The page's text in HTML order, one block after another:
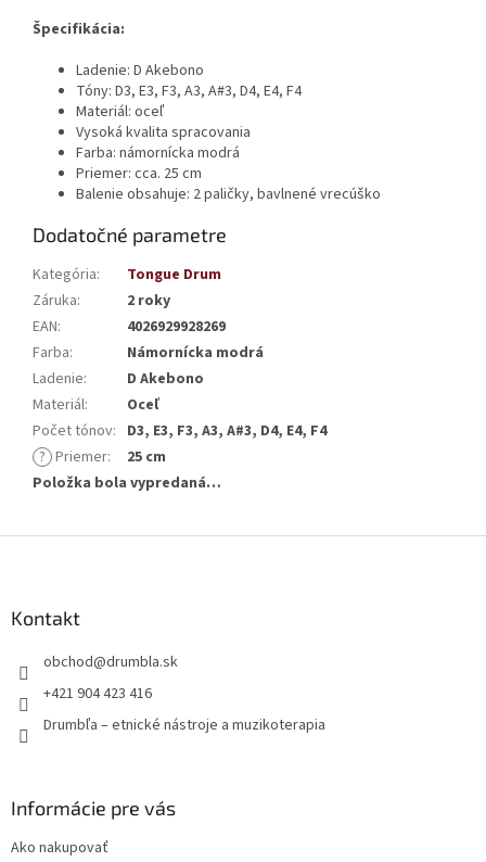
Špecifikácia:
Ladenie: D Akebono
Tóny: D3, E3, F3, A3, A#3, D4, E4, F4
Materiál: oceľ
Vysoká kvalita spracovania
Farba: námornícka modrá
Priemer: cca. 25 cm
Balenie obsahuje: 2 paličky, bavlnené vrecúško
Dodatočné parametre
Kategória:
Tongue Drum
Záruka:
2 roky
EAN:
4026929928269
Farba:
Námornícka modrá
Ladenie:
D Akebono
Materiál:
Oceľ
Počet tónov: D3, E3, F3, A3, A#3, D4, E4, F4
? Priemer:
25 cm
Položka bola vypredaná…
Kontakt
obchod@drumbla.sk
+421 904 423 416
Drumbľa – etnické nástroje a muzikoterapia
Informácie pre vás
Ako nakupovať